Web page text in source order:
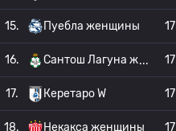
15. Пуебла женщины 17
16. Сантош Лагуна ж 17
17. Керетаро W 17
18. Некакса женщины 17